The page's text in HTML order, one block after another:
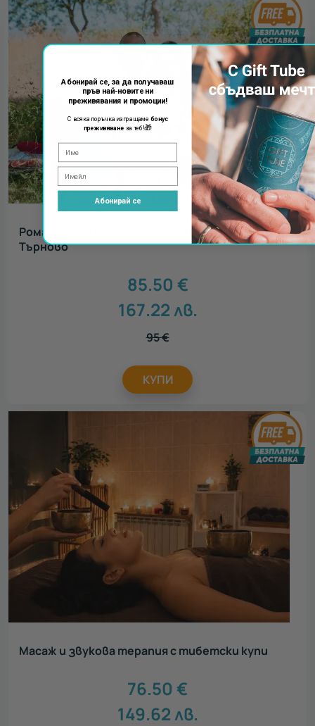
Романтичен пикник за двама край Велико
Търново
85.50 €
167.22лв.
95€
КУПИ
Масаж и звукова терапия с тибетски купи
76.50 €
149.62лв.
Абонирай се, за да получаваш
пръв най-новите ни
преживявания и промоции!
С всяка поръчка изпращаме бонус
преживяванеза теб!🎁
Абонирай се